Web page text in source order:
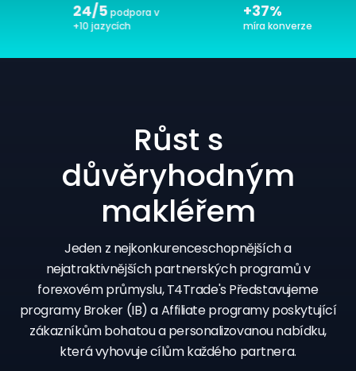
24/5podpora v
+10 jazycích
+37%
míra konverze
Růst s
důvěryhodným
makléřem
Jeden z nejkonkurenceschopnějších a
nejatraktivnějších partnerských programů v
forexovém průmyslu, T4Trade's Představujeme
programy Broker (IB) a Affiliate programy poskytující
zákazníkům bohatou a personalizovanou nabídku,
která vyhovuje cílům každého partnera.